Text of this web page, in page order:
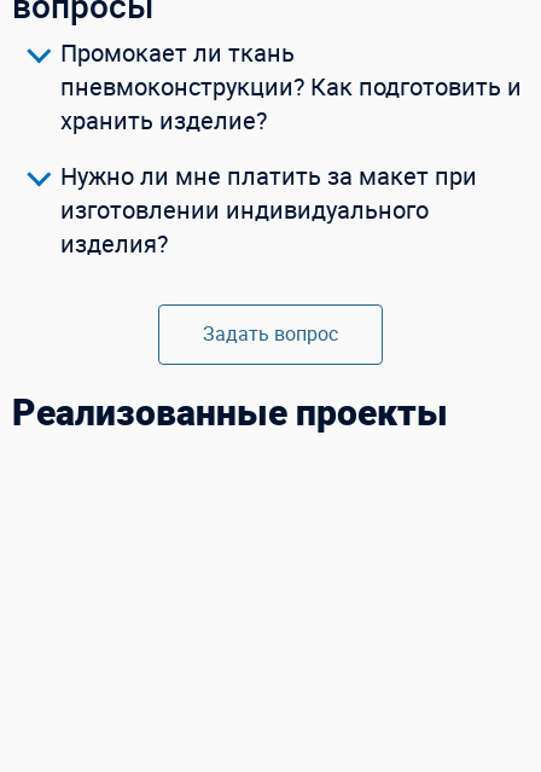
Промокает ли ткань
пневмоконструкции? Как подготовить и
хранить изделие?
Нужно ли мне платить за макет при
изготовлении индивидуального
изделия?
Задать вопрос
Реализованные проекты